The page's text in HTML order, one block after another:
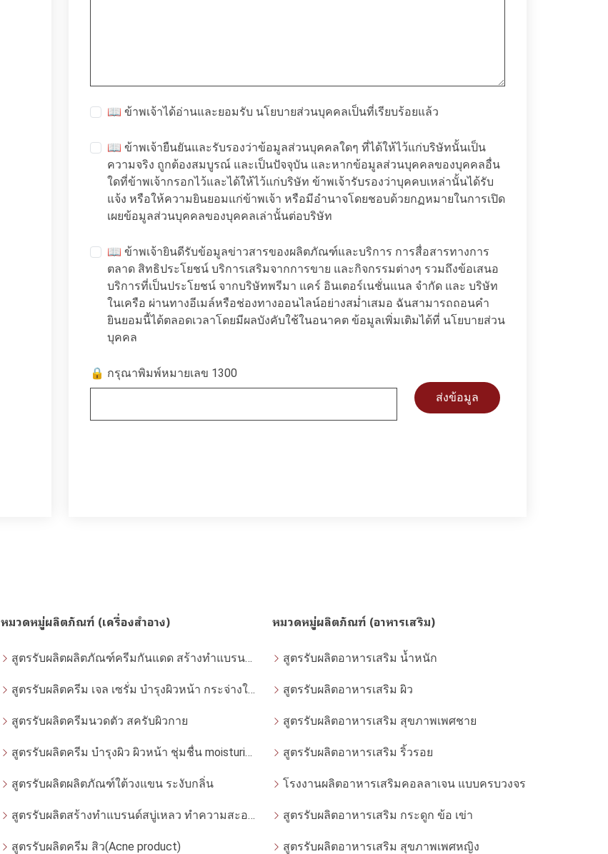
📖 ข้าพเจ้าได้อ่านและยอมรับ นโยบายส่วนบุคคลเป็นที่เรียบร้อยแล้ว
📖 ข้าพเจ้ายืนยันและรับรองว่าข้อมูลส่วนบุคคลใดๆ ที่ได้ให้ไว้แก่บริษัทนั้นเป็น
ความจริง ถูกต้องสมบูรณ์ และเป็นปัจจุบัน และหากข้อมูลส่วนบุคคลของบุคคลอื่น
ใดที่ข้าพเจ้ากรอกไว้และได้ให้ไว้แก่บริษัท ข้าพเจ้ารับรองว่าบุคคบเหล่านั้นได้รับ
แจ้ง หรือให้ความยินยอมแก่ข้าพเจ้า หรือมีอำนาจโดยชอบด้วยกฏหมายในการเปิด
เผยข้อมูลส่วนบุคคลของบุคคลเล่านั้นต่อบริษัท
📖 ข้าพเจ้ายินดีรับข้อมูลข่าวสารของผลิตภัณฑ์และบริการ การสื่อสารทางการ
ตลาด สิทธิประโยชน์ บริการเสริมจากการขาย และกิจกรรมต่างๆ รวมถึงข้อเสนอ
บริการที่เป็นประโยชน์ จากบริษัทพรีมา แคร์ อินเตอร์เนชั่นแนล จำกัด และ บริษัท
ในเครือ ผ่านทางอีเมล์หรือช่องทางออนไลน์อย่างสม่ำเสมอ ฉันสามารถถอนคำ
ยินยอมนี้ได้ตลอดเวลาโดยมีผลบังคับใช้ในอนาคต ข้อมูลเพิ่มเติมได้ที่ นโยบายส่วน
บุคคล
🔒 กรุณาพิมพ์หมายเลข 1300
ส่งข้อมูล
หมวดหมู่ผลิตภัณฑ์ (เครื่องสำอาง)
สูตรรับผลิตผลิตภัณฑ์ครีมกันแดด สร้างทำแบรนด์ครีมกันแดด โดยโรงงานผลิตที่ได้มาตรฐาน
สูตรรับผลิตครีม เจล เซรั่ม บำรุงผิวหน้า กระจ่างใส ฝ้า กระ จุดด่างดำ whitening
สูตรรับผลิตครีมนวดตัว สครับผิวกาย
สูตรรับผลิตครีม บำรุงผิว ผิวหน้า ชุ่มชื่น moisturizer
สูตรรับผลิตผลิตภัณฑ์ใต้วงแขน ระงับกลิ่น
สูตรรับผลิตสร้างทำแบรนด์สบู่เหลว ทำความสะอาดผิวหน้า โฟมล้างหน้า
สูตรรับผลิตครีม สิว(Acne product)
หมวดหมู่ผลิตภัณฑ์ (อาหารเสริม)
สูตรรับผลิตอาหารเสริม น้ำหนัก
สูตรรับผลิตอาหารเสริม ผิว
สูตรรับผลิตอาหารเสริม สุขภาพเพศชาย
สูตรรับผลิตอาหารเสริม ริ้วรอย
โรงงานผลิตอาหารเสริมคอลลาเจน แบบครบวงจร
สูตรรับผลิตอาหารเสริม กระดูก ข้อ เข่า
สูตรรับผลิตอาหารเสริม สุขภาพเพศหญิง